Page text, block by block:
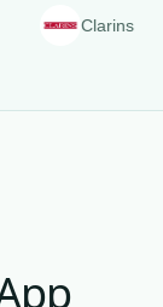
Clarins